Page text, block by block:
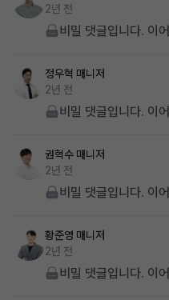
2년 전
비밀 댓글입니다. 이
정우혁 매니저
2년 전
비밀 댓글입니다. 이
권혁수 매니저
2년 전
비밀 댓글입니다. 이
황준영 매니저
2년 전
비밀 댓글입니다. 이